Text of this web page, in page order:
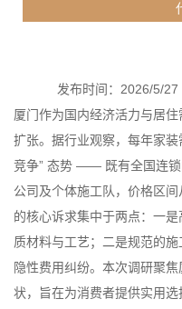
发布时间：2026/5/
厦门作为国内经济活力与居
扩张。据行业观察，每年家
竞争” 态势 —— 既有全国连
公司及个体施工队，价格区
的核心诉求集中于两点：一
质材料与工艺；二是规范的
隐性费用纠纷。本次调研聚
状，旨在为消费者提供实用